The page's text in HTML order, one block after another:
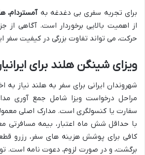
برای تجربه سفری بی دغدغه بهآمستردام،
از اهمیت بالایی برخوردار است. آگاهی
حرکت، می تواند تفاوت بزرگی در کیفیت سفر
ویزای شینگن هلند برای
شهروندان ایرانی برای سفر به هلند نیاز به
مراحل درخواست ویزا شامل جمع آوری
سفارت یا کنسولگری است. مدارک اصلی
با حداقل شش ماه اعتبار، بیمه مسافرتی
کافی برای پوشش هزینه های سفر، رزرو
برگشت، و در صورت لزوم، دعوت نامه است.